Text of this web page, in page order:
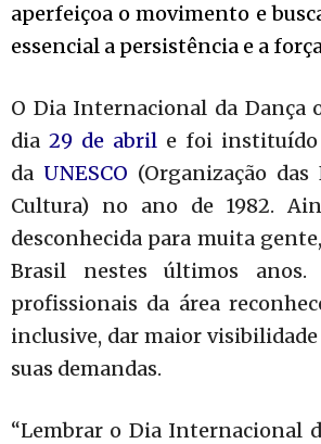
aperfeiçoa o movimento e
essencial a persistência e a
O Dia Internacional da Dança
dia 29 de abril e foi instituído
da UNESCO (Organização
Cultura) no ano de 1982.
desconhecida para muita
Brasil nestes últimos
profissionais da área
inclusive, dar maior
suas demandas.
“Lembrar o Dia Internacional